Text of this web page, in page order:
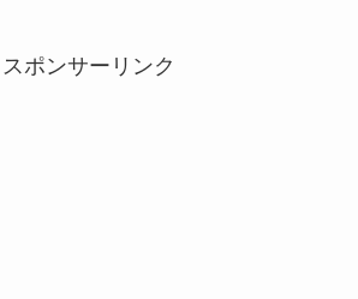
スポンサーリンク